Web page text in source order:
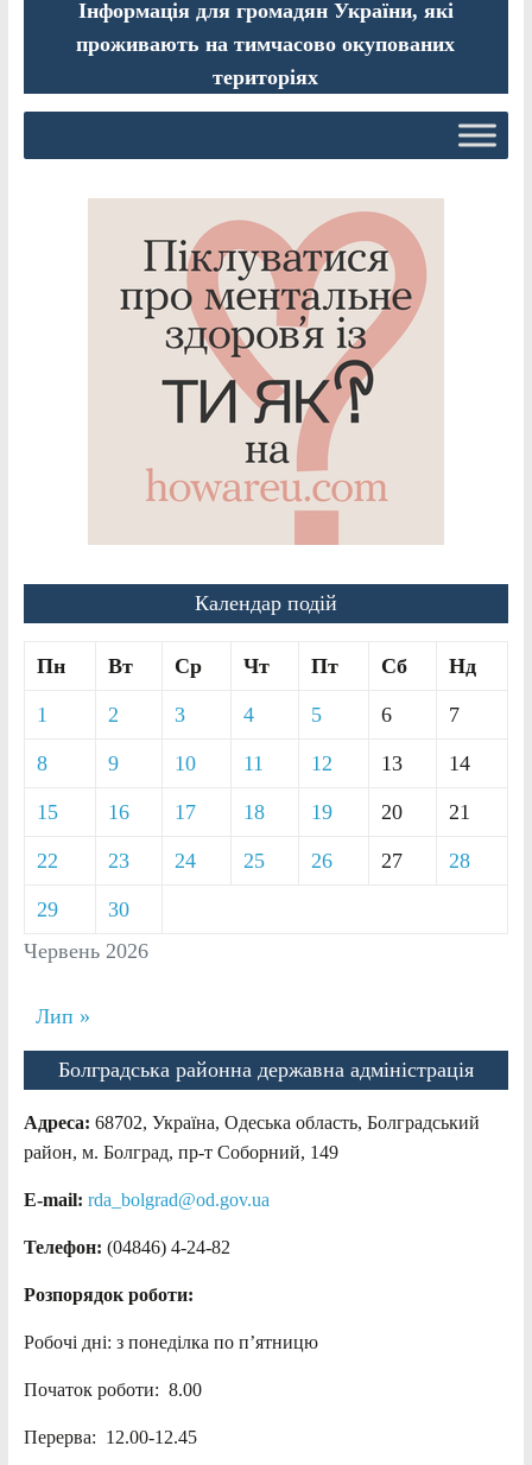
Інформація для громадян України, які
проживають на тимчасово окупованих
територіях
Календар подій
Червень 2026
Пн Вт Ср Чт Пт Сб Нд
1 2 3 4 5 6 7
8 9 10 11 12 13 14
15 16 17 18 19 20 21
22 23 24 25 26 27 28
29 30
Лип »
Болградська районна державна адміністрація
Адреса: 68702, Україна, Одеська область, Болградський
район, м. Болград, пр-т Соборний, 149
E-mail: rda_bolgrad@od.gov.ua
Телефон: (04846) 4-24-82
Розпорядок роботи:
Робочі дні: з понеділка по п’ятницю
Початок роботи: 8.00
Перерва: 12.00-12.45